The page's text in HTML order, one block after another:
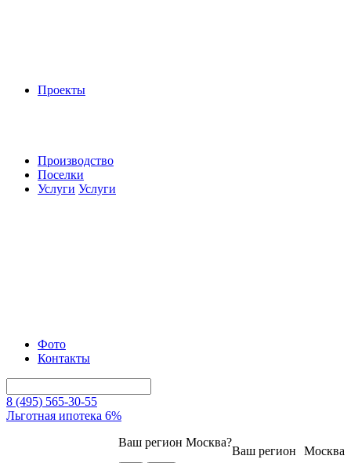
Проекты
Производство
Поселки
Услуги Услуги
Фото
Контакты
8 (495) 565-30-55
Льготная ипотека 6%
Москва
Ваш регион
Ваш регион Москва?